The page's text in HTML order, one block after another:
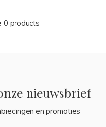
0 products
nieuwsbrief
en promoties